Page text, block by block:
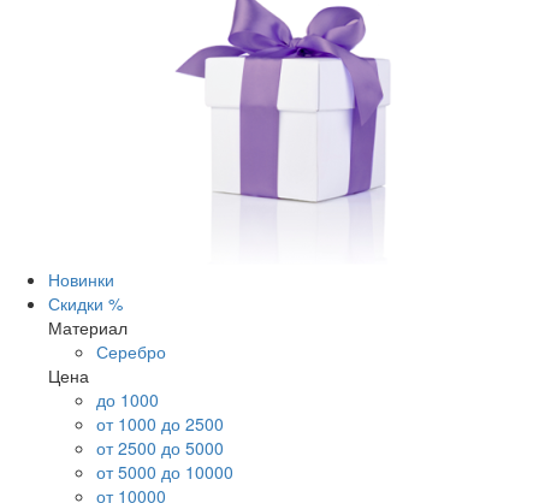
Новинки
Скидки %
Материал
Серебро
Цена
до 1000
от 1000 до 2500
от 2500 до 5000
от 5000 до 10000
от 10000